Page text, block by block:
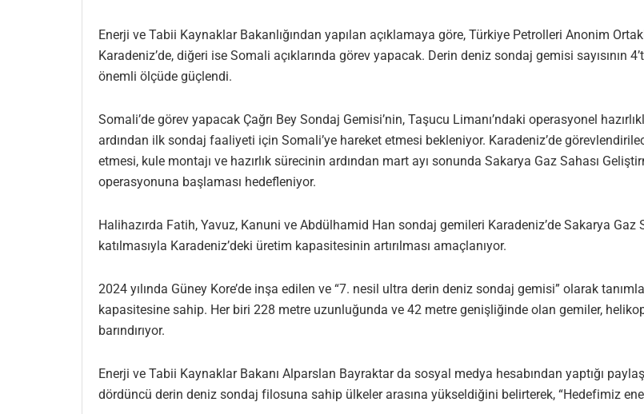
Enerji ve Tabii Kaynaklar Bakanlığından yapılan açıklamaya göre, Türkiye Petrolleri Anonim
Karadeniz’de, diğeri ise Somali açıklarında görev yapacak. Derin deniz sondaj gemisi sayısının
önemli ölçüde güçlendi.
Somali’de görev yapacak Çağrı Bey Sondaj Gemisi’nin, Taşucu Limanı’ndaki operasyonel
ardından ilk sondaj faaliyeti için Somali’ye hareket etmesi bekleniyor. Karadeniz’de
etmesi, kule montajı ve hazırlık sürecinin ardından mart ayı sonunda Sakarya Gaz Sahası
operasyonuna başlaması hedefleniyor.
Halihazırda Fatih, Yavuz, Kanuni ve Abdülhamid Han sondaj gemileri Karadeniz’de Sakarya Gaz
katılmasıyla Karadeniz’deki üretim kapasitesinin artırılması amaçlanıyor.
2024 yılında Güney Kore’de inşa edilen ve “7. nesil ultra derin deniz sondaj gemisi” olarak
kapasitesine sahip. Her biri 228 metre uzunluğunda ve 42 metre genişliğinde olan gemiler,
barındırıyor.
Enerji ve Tabii Kaynaklar Bakanı Alparslan Bayraktar da sosyal medya hesabından yaptığı
dördüncü derin deniz sondaj filosuna sahip ülkeler arasına yükseldiğini belirterek, “Hedefimiz